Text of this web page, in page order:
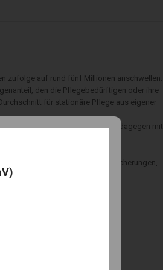
zufolge auf rund fünf Millionen anschwellen.
den die Pflegebedürftigen oder ihre
für stationäre Pflege aus eigener
in Sachsen-Anhalt müssen dagegen mit
kosten entsprechende Versicherungen,